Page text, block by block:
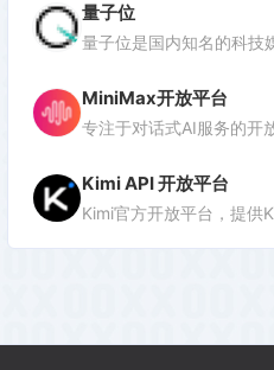
量子位
MiniMax开放平台
Kimi API 开放平台